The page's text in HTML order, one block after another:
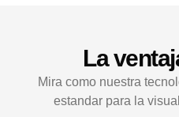
La
Mira como nuestra
estandar para la